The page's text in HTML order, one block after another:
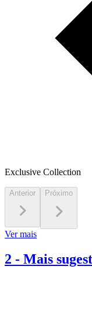
Exclusive Collection
Anterior Próximo
Ver mais
2 - Mais